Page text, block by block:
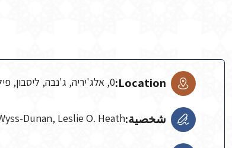
Location: 0, אלג'יריה, ג'נבה, ליסבון, פילדלפיה, קזבלנקה
شخصية:Dunan, Leslie O. Heath